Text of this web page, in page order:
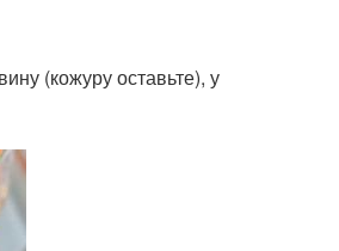
(кожуру оставьте), у